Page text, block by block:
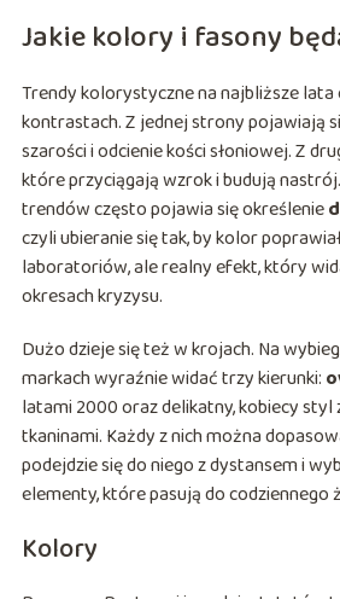
Jakie kolory i fasony
Trendy kolorystyczne na najbliższe lata
kontrastach. Z jednej strony pojawiają
szarości i odcienie kości słoniowej. Z
które przyciągają wzrok i budują
trendów często pojawia się określenie
czyli ubieranie się tak, by kolor
laboratoriów, ale realny efekt, który
okresach kryzysu.
Dużo dzieje się też w krojach. Na
markach wyraźnie widać trzy kierunki:
latami 2000 oraz delikatny, kobiecy
tkaninami. Każdy z nich można
podejdzie się do niego z dystansem i
elementy, które pasują do codziennego
Kolory